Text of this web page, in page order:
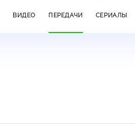
ВИДЕО ПЕРЕДАЧИ СЕРИАЛЫ